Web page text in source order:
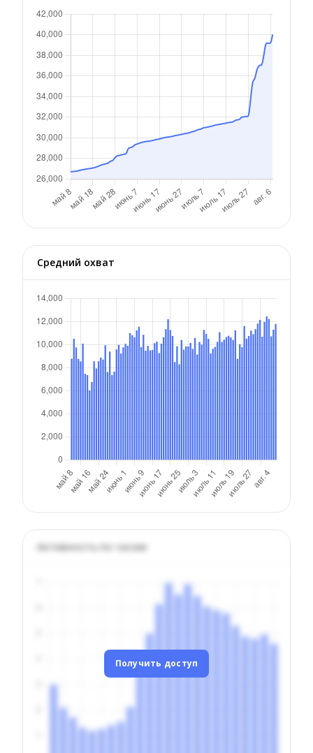
Средний охват
Активность по часам
Получить доступ